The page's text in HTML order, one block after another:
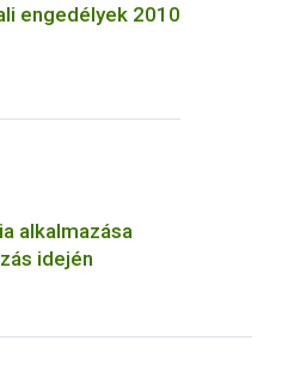
engedélyek 2010
alkalmazása
idején